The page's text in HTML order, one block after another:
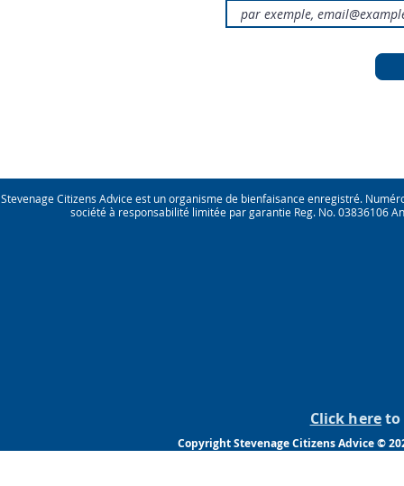
Stevenage Citizens Advice est un organisme de bienfaisance enregistré.
société à responsabilité limitée par garantie Reg. No. 03836106
Click hereto
Copyright Stevenage Citizens Advice ©